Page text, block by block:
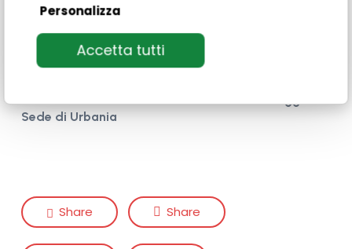
Personalizza
Accetta tutti
Francesca Pasotto
Sede di Urbania
Share Share